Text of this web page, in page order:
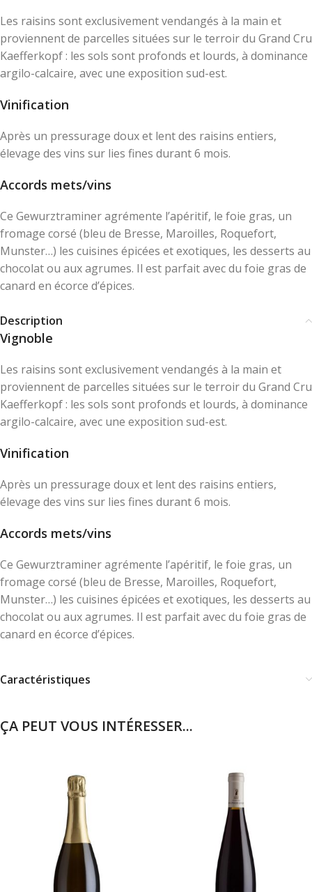
Les raisins sont exclusivement vendangés à la main et
proviennent de parcelles situées sur le terroir du Grand Cru
Kaefferkopf : les sols sont profonds et lourds, à dominance
argilo-calcaire, avec une exposition sud-est.
Vinification
Après un pressurage doux et lent des raisins entiers,
élevage des vins sur lies fines durant 6 mois.
Accords mets/vins
Ce Gewurztraminer agrémente l’apéritif, le foie gras, un
fromage corsé (bleu de Bresse, Maroilles, Roquefort,
Munster…) les cuisines épicées et exotiques, les desserts au
chocolat ou aux agrumes. Il est parfait avec du foie gras de
canard en écorce d’épices.
Description
Vignoble
Les raisins sont exclusivement vendangés à la main et
proviennent de parcelles situées sur le terroir du Grand Cru
Kaefferkopf : les sols sont profonds et lourds, à dominance
argilo-calcaire, avec une exposition sud-est.
Vinification
Après un pressurage doux et lent des raisins entiers,
élevage des vins sur lies fines durant 6 mois.
Accords mets/vins
Ce Gewurztraminer agrémente l’apéritif, le foie gras, un
fromage corsé (bleu de Bresse, Maroilles, Roquefort,
Munster…) les cuisines épicées et exotiques, les desserts au
chocolat ou aux agrumes. Il est parfait avec du foie gras de
canard en écorce d’épices.
Caractéristiques
ÇA PEUT VOUS INTÉRESSER...